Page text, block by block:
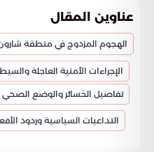
عناوين المقال
الهجوم المزدوج في منطقة
الإجراءات الأمنية العاجلة
تفاصيل الخسائر والوضع الصحي
التداعيات السياسية وردود